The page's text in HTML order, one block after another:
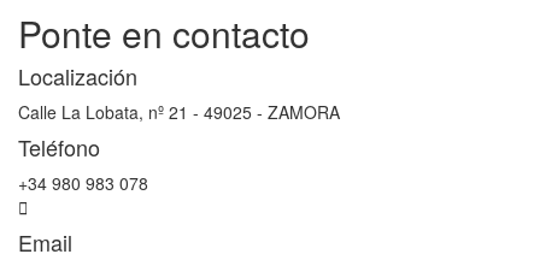
Ponte en contacto
Localización
Calle La Lobata, nº 21 - 49025 - ZAMORA
Teléfono
+34 980 983 078
Email